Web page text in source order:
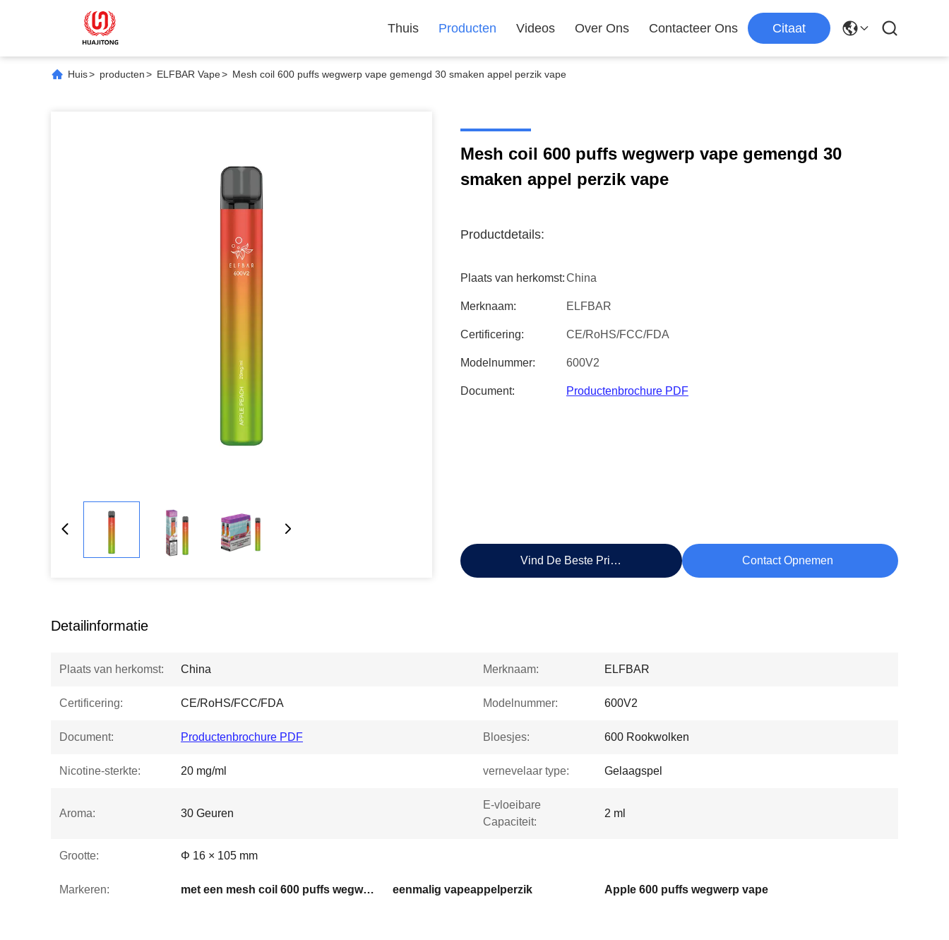
Thuis Producten Videos Over Ons Contacteer Ons Citaat
Huis> producten> ELFBAR Vape> Mesh coil 600 puffs wegwerp vape gemengd 30 smaken appel perzik vape
Mesh coil 600 puffs wegwerp vape gemengd 30
smaken appel perzik vape
Productdetails:
Plaats van herkomst:China
Merknaam: ELFBAR
Certificering: CE/RoHS/FCC/FDA
Modelnummer: 600V2
Document: Productenbrochure PDF
Vind De Beste Prijs Contact Opnemen
Detailinformatie
Plaats van herkomst: China Merknaam: ELFBAR
Certificering: CE/RoHS/FCC/FDA Modelnummer: 600V2
Document: Productenbrochure PDF Bloesjes: 600 Rookwolken
Nicotine-sterkte: 20 mg/ml vernevelaar type: Gelaagspel
Aroma: 30 Geuren
E-vloeibare
Capaciteit:
2 ml
Grootte: Φ 16 × 105 mm
Markeren: met een mesh coil 600 puffs wegwerp vape eenmalig vapeappelperzik Apple 600 puffs wegwerp vape